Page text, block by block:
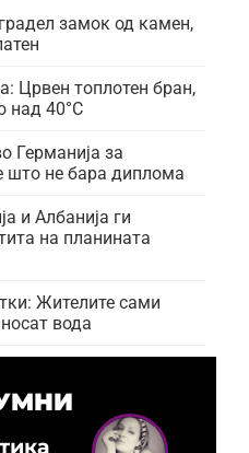
замок од камен,
Црвен топлотен бран,
над 40°C
Германија за
не бара диплома
и Албанија ги
на планината
Жителите сами
вода